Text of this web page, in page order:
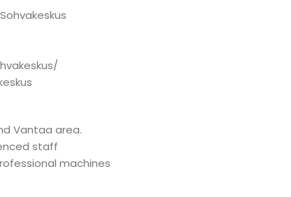
Vantaa area.
staff
machines